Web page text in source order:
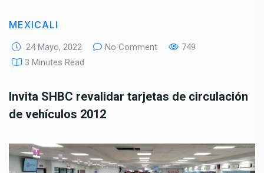
MEXICALI
24 Mayo, 2022 No Comment
749
3 Minutes Read
Invita SHBC revalidar tarjetas de circulación
de vehículos 2012